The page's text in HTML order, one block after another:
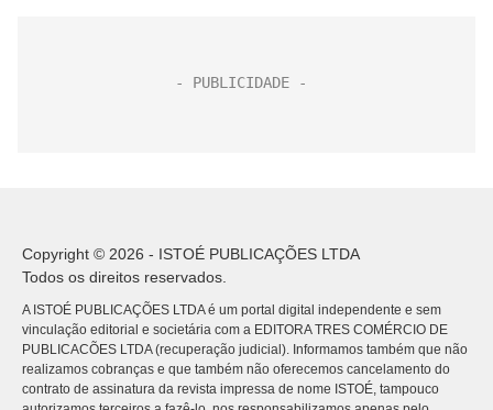
Copyright © 2026 - ISTOÉ PUBLICAÇÕES LTDA
Todos os direitos reservados.
A ISTOÉ PUBLICAÇÕES LTDA é um portal digital independente e sem
vinculação editorial e societária com a EDITORA TRES COMÉRCIO DE
PUBLICACÕES LTDA (recuperação judicial). Informamos também que não
realizamos cobranças e que também não oferecemos cancelamento do
contrato de assinatura da revista impressa de nome ISTOÉ, tampouco